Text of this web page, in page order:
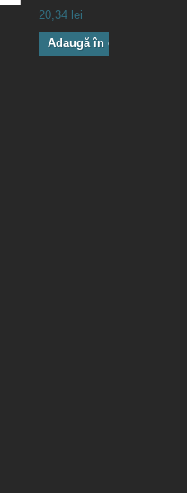
20,34 lei
Adaugă în coş